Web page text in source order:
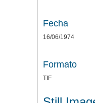
Fecha
16/06/1974
Formato
TIF